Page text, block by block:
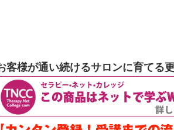
客様が通い続けるサロンに育てる